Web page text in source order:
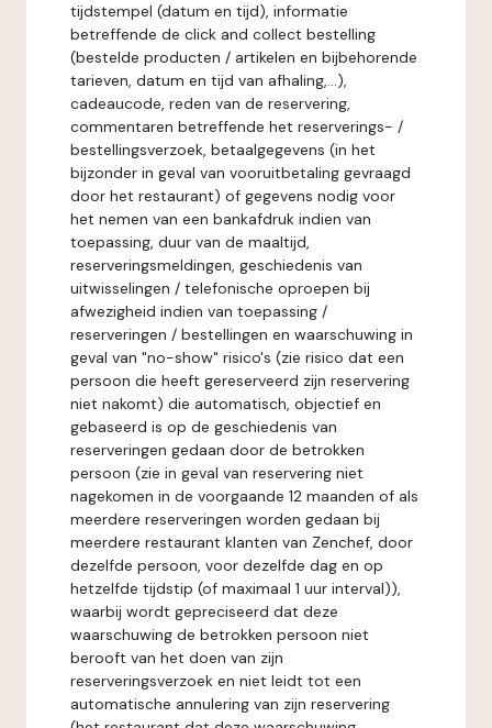
tijdstempel (datum en tijd), informatie
betreffende de click and collect bestelling
(bestelde producten / artikelen en bijbehorende
tarieven, datum en tijd van afhaling,...),
cadeaucode, reden van de reservering,
commentaren betreffende het reserverings- /
bestellingsverzoek, betaalgegevens (in het
bijzonder in geval van vooruitbetaling gevraagd
door het restaurant) of gegevens nodig voor
het nemen van een bankafdruk indien van
toepassing, duur van de maaltijd,
reserveringsmeldingen, geschiedenis van
uitwisselingen / telefonische oproepen bij
afwezigheid indien van toepassing /
reserveringen / bestellingen en waarschuwing in
geval van "no-show" risico's (zie risico dat een
persoon die heeft gereserveerd zijn reservering
niet nakomt) die automatisch, objectief en
gebaseerd is op de geschiedenis van
reserveringen gedaan door de betrokken
persoon (zie in geval van reservering niet
nagekomen in de voorgaande 12 maanden of als
meerdere reserveringen worden gedaan bij
meerdere restaurant klanten van Zenchef, door
dezelfde persoon, voor dezelfde dag en op
hetzelfde tijdstip (of maximaal 1 uur interval)),
waarbij wordt gepreciseerd dat deze
waarschuwing de betrokken persoon niet
berooft van het doen van zijn
reserveringsverzoek en niet leidt tot een
automatische annulering van zijn reservering